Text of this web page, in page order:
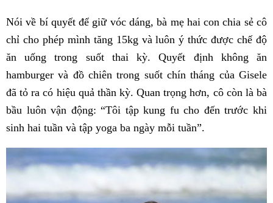
Nói về bí quyết để giữ vóc dáng, bà mẹ hai con chia sẻ cô
chỉ cho phép mình tăng 15kg và luôn ý thức được chế độ
ăn uống trong suốt thai kỳ. Quyết định không ăn
hamburger và đồ chiên trong suốt chín tháng của Gisele
đã tỏ ra có hiệu quả thần kỳ. Quan trọng hơn, cô còn là bà
bầu luôn vận động: “Tôi tập kung fu cho đến trước khi
sinh hai tuần và tập yoga ba ngày mỗi tuần”.